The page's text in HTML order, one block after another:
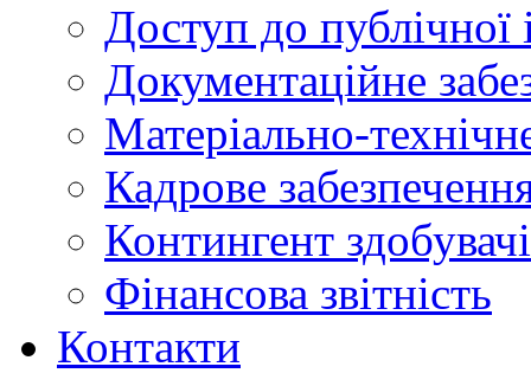
Доступ до публічної
Документаційне
Матеріально-
Кадрове
Контингент
Фінансова звітність
Контакти